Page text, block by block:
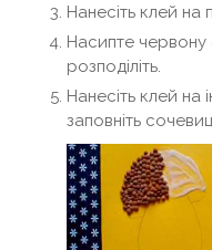
Нанесіть клей
Насипте червону
розподіліть.
Нанесіть клей на
заповніть